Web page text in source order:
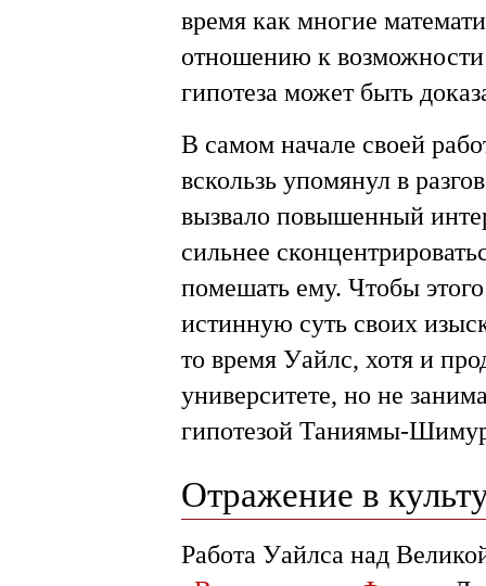
время как многие
отношению к возможности
гипотеза может быть
В самом начале своей
вскользь упомянул в
вызвало повышенный
сильнее
помешать ему. Чтобы
истинную суть своих
то время Уайлс, хотя и
университете, но не
гипотезой Таниямы-
Отражение в
Работа Уайлса над